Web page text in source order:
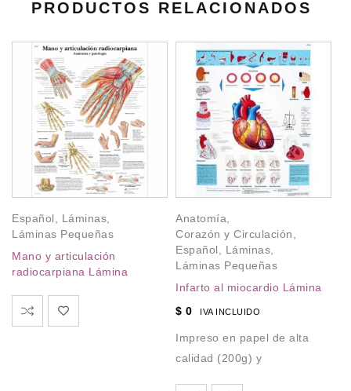
PRODUCTOS RELACIONADOS
Español Láminas
Láminas Pequeñas
Mano y articulación
radiocarpiana Lámina
Anatomía
Corazón y Circulación
Español
Láminas
Láminas Pequeñas
Infarto al miocardio Lámina
$ 0 IVA INCLUIDO
Impreso en papel de alta
calidad (200g) y